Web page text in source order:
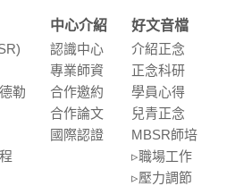
勒
中心介紹
認識中⼼
專業師資
合作邀約
合作論⽂
國際認證
好文音檔
介紹正念
正念科研
學員⼼得
兒青正念
MBSR師培
▹職場⼯作
▹壓⼒調節